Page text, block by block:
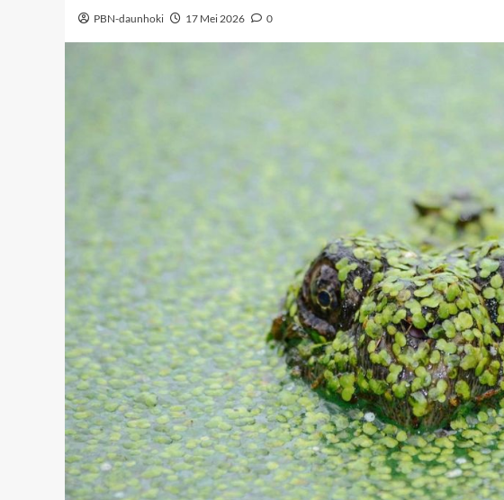
PBN-daunhoki 17 Mei 2026 0